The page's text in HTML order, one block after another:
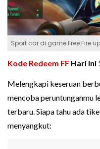
Sport car di game Free Fire
Kode Redeem FF Hari Ini
Melengkapi keseruan
mencoba peruntunganmu
terbaru. Siapa tahu ada
menyangkut: